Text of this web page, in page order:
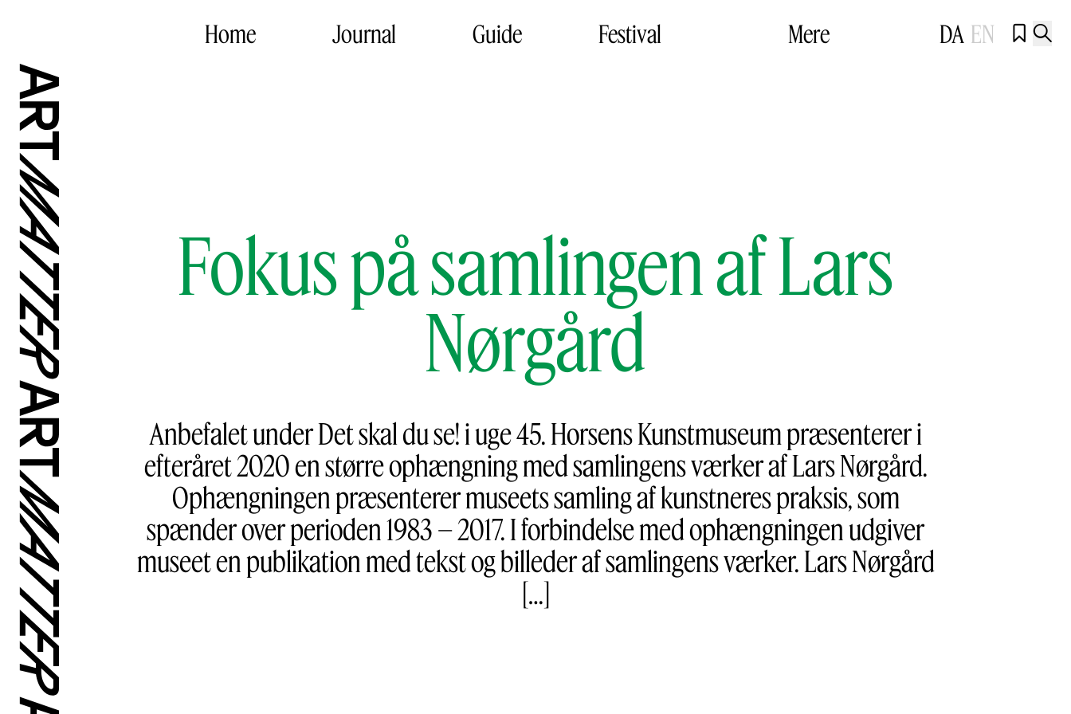
Home Journal Guide Festival Mere DA EN  
Fokus på samlingen af Lars
Nørgård
Anbefalet under Det skal du se! i uge 45. Horsens Kunstmuseum præsenterer i
efteråret 2020 en større ophængning med samlingens værker af Lars Nørgård.
Ophængningen præsenterer museets samling af kunstneres praksis, som
spænder over perioden 1983 – 2017. I forbindelse med ophængningen udgiver
museet en publikation med tekst og billeder af samlingens værker. Lars Nørgård
[…]